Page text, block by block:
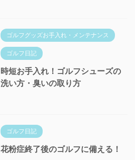
ゴルフグッズお手入れ・メンテナンス
ゴルフ日記
時短お手入れ！ゴルフシューズの
洗い方・臭いの取り方
ゴルフ日記
花粉症終了後のゴルフに備える！